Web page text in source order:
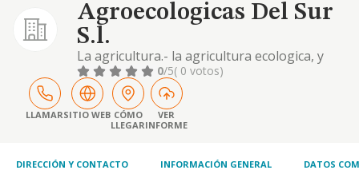
Agroecologicas Del Sur
S.l.
La agricultura.- la agricultura ecologica, y
especialmente la realizada en el valle del
guadalhorce con cultivos autoctonos. la
fabricacion de conservas y otros productos
ecologicos derivados de los propios cultivos.
0/5( 0 votos)
LLAMARSITIO WEB CÓMO
LLEGAR
VER
INFORME
DIRECCIÓN Y CONTACTO INFORMACIÓN GENERAL DATOS